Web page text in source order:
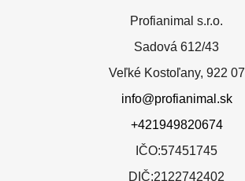
Profianimal s.r.o.
Sadová 612/43
Veľké Kostoľany, 922 07
info@profianimal.sk
+421949820674
IČO:57451745
DIČ:2122742402